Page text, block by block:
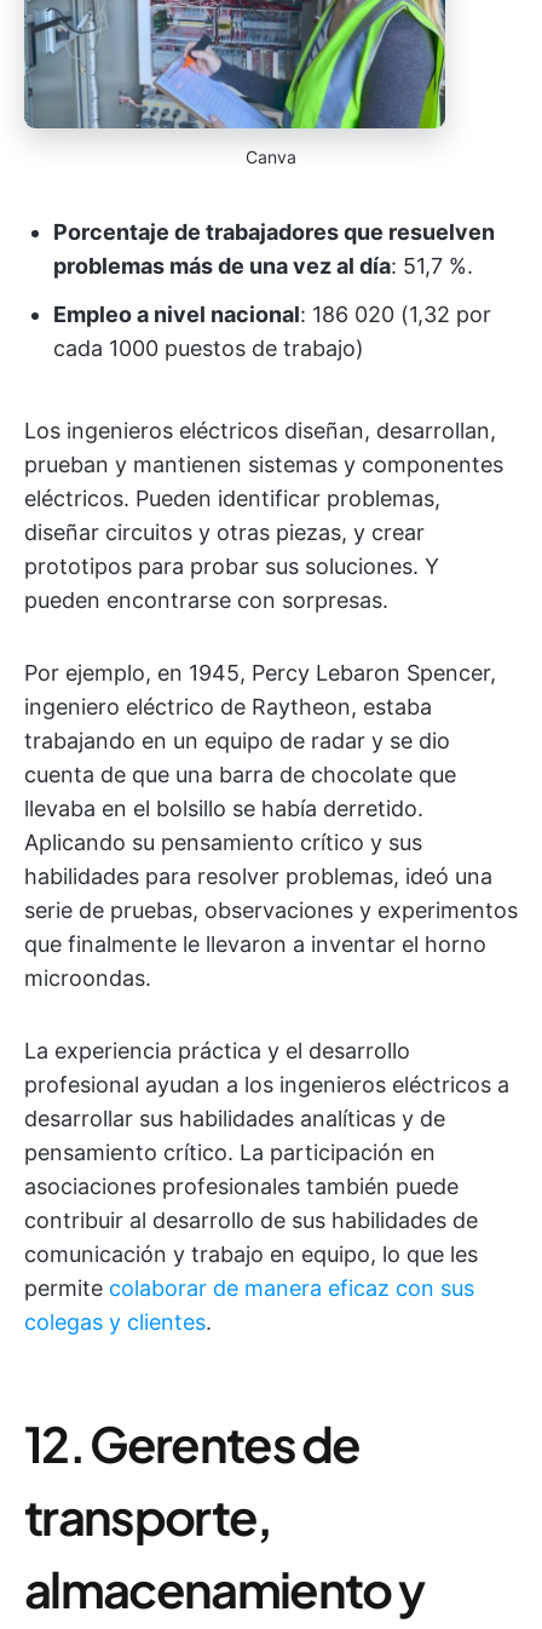
Canva
Porcentaje de trabajadores que resuelven
problemas más de una vez al día: 51,7 %.
Empleo a nivel nacional: 186 020 (1,32 por
cada 1000 puestos de trabajo)
Los ingenieros eléctricos diseñan, desarrollan,
prueban y mantienen sistemas y componentes
eléctricos. Pueden identificar problemas,
diseñar circuitos y otras piezas, y crear
prototipos para probar sus soluciones. Y
pueden encontrarse con sorpresas.
Por ejemplo, en 1945, Percy Lebaron Spencer,
ingeniero eléctrico de Raytheon, estaba
trabajando en un equipo de radar y se dio
cuenta de que una barra de chocolate que
llevaba en el bolsillo se había derretido.
Aplicando su pensamiento crítico y sus
habilidades para resolver problemas, ideó una
serie de pruebas, observaciones y experimentos
que finalmente le llevaron a inventar el horno
microondas.
La experiencia práctica y el desarrollo
profesional ayudan a los ingenieros eléctricos a
desarrollar sus habilidades analíticas y de
pensamiento crítico. La participación en
asociaciones profesionales también puede
contribuir al desarrollo de sus habilidades de
comunicación y trabajo en equipo, lo que les
permite colaborar de manera eficaz con sus
colegas y clientes.
12. Gerentes de
transporte,
almacenamiento y